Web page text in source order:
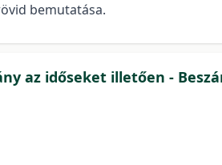
bemutatása.
az időseket illetően -